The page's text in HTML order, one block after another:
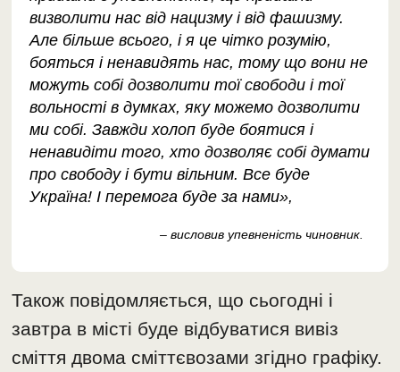
визволити нас від нацизму і від фашизму.
Але більше всього, і я це чітко розумію,
бояться і ненавидять нас, тому що вони не
можуть собі дозволити тої свободи і тої
вольності в думках, яку можемо дозволити
ми собі. Завжди холоп буде боятися і
ненавидіти того, хто дозволяє собі думати
про свободу і бути вільним. Все буде
Україна! І перемога буде за нами»,
– висловив упевненість чиновник.
Також повідомляється, що сьогодні і
завтра в місті буде відбуватися вивіз
сміття двома сміттєвозами згідно графіку.